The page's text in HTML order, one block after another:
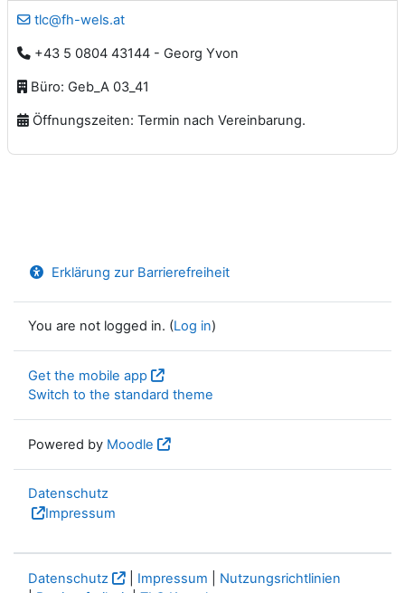
tlc@fh-wels.at
+43 5 0804 43144 - Georg Yvon
Büro: Geb_A 03_41
Öffnungszeiten: Termin nach Vereinbarung.
Erklärung zur Barrierefreiheit
You are not logged in. (Log in)
Get the mobile app
Switch to the standard theme
Powered by Moodle
Datenschutz
Impressum
Datenschutz Impressum
Nutzungsrichtlinien